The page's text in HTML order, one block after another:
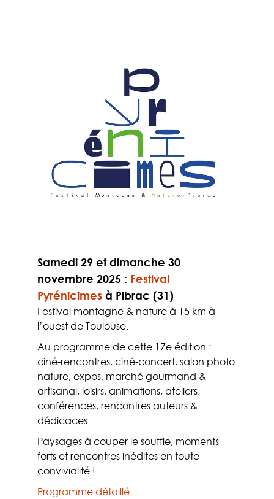
Samedi 29 et dimanche 30
novembre 2025 : Festival
Pyrénicimes à Pibrac (31)
Festival montagne & nature à 15 km à
l’ouest de Toulouse.
Au programme de cette 17e édition :
ciné-rencontres, ciné-concert, salon photo
nature, expos, marché gourmand &
artisanal, loisirs, animations, ateliers,
conférences, rencontres auteurs &
dédicaces…
Paysages à couper le souffle, moments
forts et rencontres inédites en toute
convivialité !
Programme détaillé